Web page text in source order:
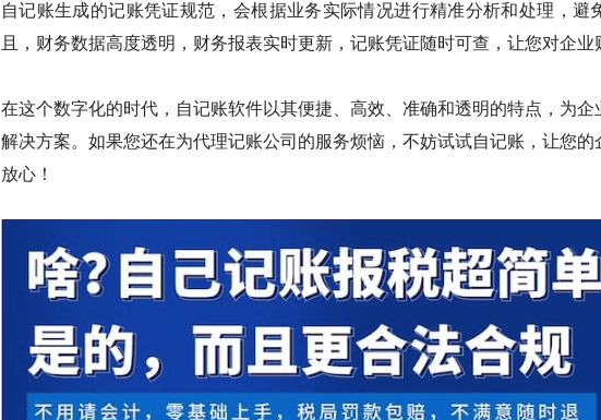
自记账生成的记账凭证规范，会根据业务实际情况进行精准分析和处理，避
且，财务数据高度透明，财务报表实时更新，记账凭证随时可查，让您对企业
在这个数字化的时代，自记账软件以其便捷、高效、准确和透明的特点，为
解决方案。如果您还在为代理记账公司的服务烦恼，不妨试试自记账，让您
放心！